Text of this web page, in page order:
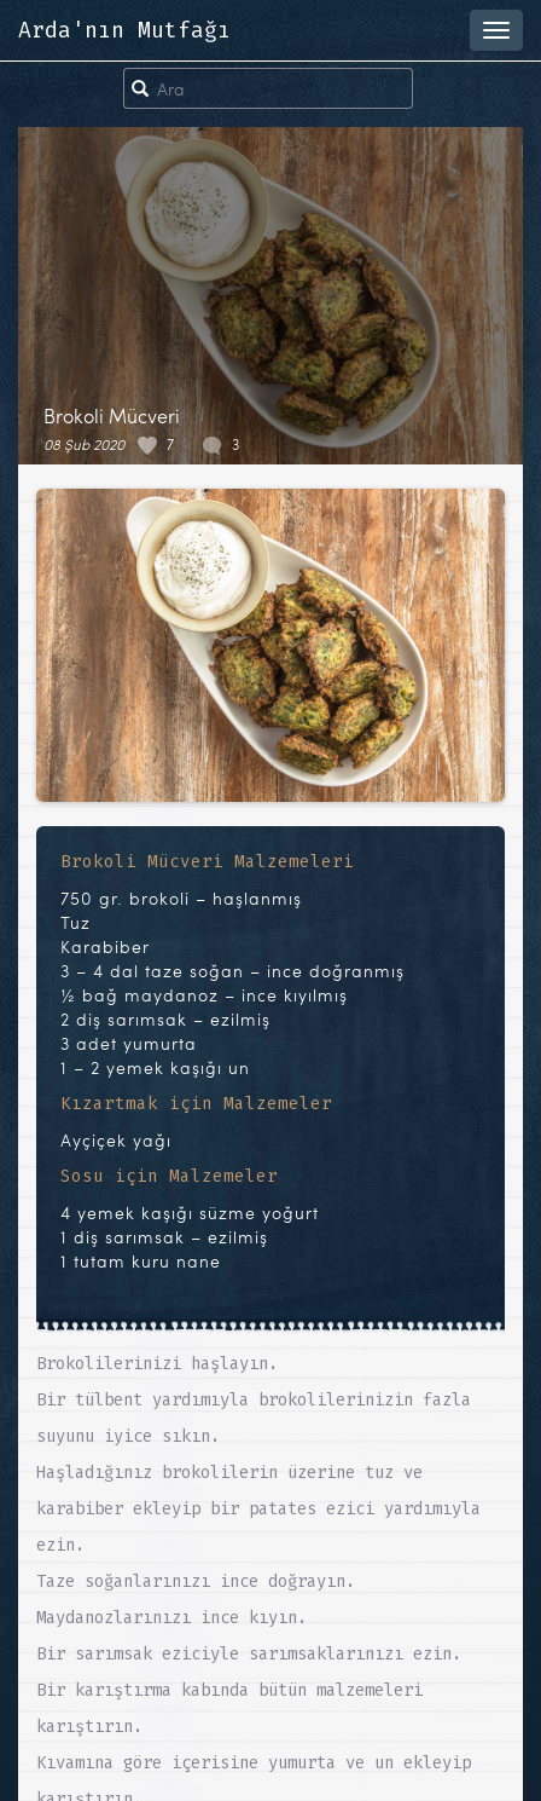
Arda'nın Mutfağı
Brokoli Mücveri
08 Şub 2020 7 3
Brokoli Mücveri Malzemeleri
750 gr. brokoli – haşlanmış
Tuz
Karabiber
3 – 4 dal taze soğan – ince doğranmış
½ bağ maydanoz – ince kıyılmış
2 diş sarımsak – ezilmiş
3 adet yumurta
1 – 2 yemek kaşığı un
Kızartmak için Malzemeler
Ayçiçek yağı
Sosu için Malzemeler
4 yemek kaşığı süzme yoğurt
1 diş sarımsak – ezilmiş
1 tutam kuru nane
Brokolilerinizi haşlayın.
Bir tülbent yardımıyla brokolilerinizin fazla
suyunu iyice sıkın.
Haşladığınız brokolilerin üzerine tuz ve
karabiber ekleyip bir patates ezici yardımıyla
ezin.
Taze soğanlarınızı ince doğrayın.
Maydanozlarınızı ince kıyın.
Bir sarımsak eziciyle sarımsaklarınızı ezin.
Bir karıştırma kabında bütün malzemeleri
karıştırın.
Kıvamına göre içerisine yumurta ve un ekleyip